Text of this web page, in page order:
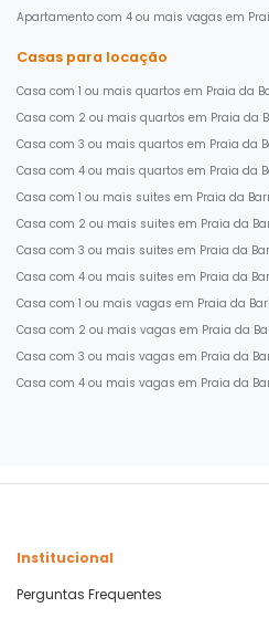
Apartamento com 4 ou mais vagas em
Casas para locação
Casa com 1 ou mais quartos em Praia da
Casa com 2 ou mais quartos em Praia da
Casa com 3 ou mais quartos em Praia da
Casa com 4 ou mais quartos em Praia da
Casa com 1 ou mais suites em Praia da
Casa com 2 ou mais suites em Praia da
Casa com 3 ou mais suites em Praia da
Casa com 4 ou mais suites em Praia da
Casa com 1 ou mais vagas em Praia da
Casa com 2 ou mais vagas em Praia da
Casa com 3 ou mais vagas em Praia da
Casa com 4 ou mais vagas em Praia da
Institucional
Perguntas Frequentes